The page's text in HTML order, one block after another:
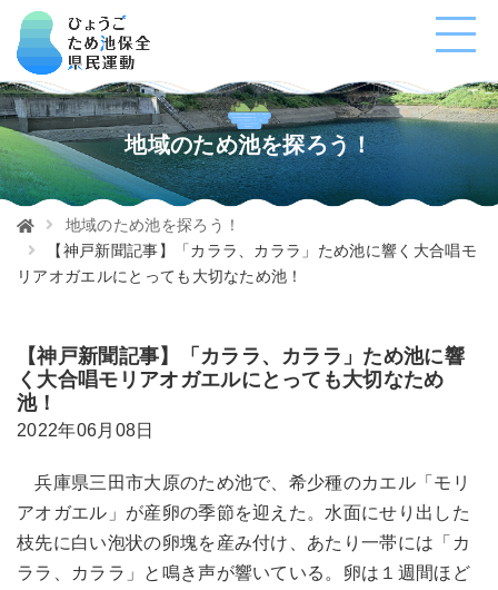
地域のため池を探ろう！
地域のため池を探ろう！
【神戸新聞記事】「カララ、カララ」ため池に響く大合唱モ
リアオガエルにとっても大切なため池！
【神戸新聞記事】「カララ、カララ」ため池に響
く大合唱モリアオガエルにとっても大切なため
池！
2022年06月08日
兵庫県三田市大原のため池で、希少種のカエル「モリ
アオガエル」が産卵の季節を迎えた。水面にせり出した
枝先に白い泡状の卵塊を産み付け、あたり一帯には「カ
ララ、カララ」と鳴き声が響いている。卵は１週間ほど